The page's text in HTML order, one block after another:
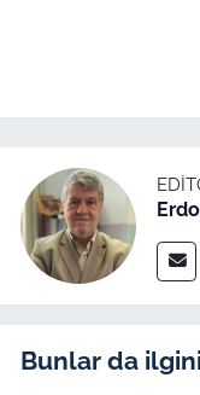
Bunlar da